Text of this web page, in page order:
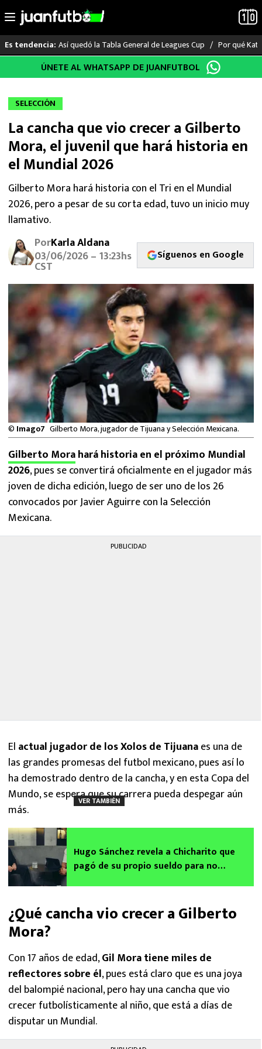
al
Es tendencia: Así quedó la Tabla General de Leagues Cup Por qué
LO ÚLTIMO
LIGA MX
RAYADOS
PUMAS
ATLANTE
SELECCIÓN MEXICANA
FUTBOL INTERNACIONAL
MEXICANOS EN EL EXTRANJERO
FUTBOL ESTUFA
FÓRMULA 1
BOXEO
LIGA MX
NFL
ÚNETE AL WHATSAPP DE JUANFUTBOL
SELECCIÓN
La cancha que vio crecer a Gilberto
Mora, el juvenil que hará historia en
el Mundial 2026
Gilberto Mora hará historia con el Tri en el Mundial
2026, pero a pesar de su corta edad, tuvo un inicio muy
llamativo.
PorKarla Aldana
03/06/2026 – 13:23hs
CST
Síguenos en Google
© Imago7 Gilberto Mora, jugador de Tijuana y Selección Mexicana.
Gilberto Morahará historia en el próximo Mundial
2026, pues se convertirá oficialmente en el jugador más
joven de dicha edición, luego de ser uno de los 26
convocados por Javier Aguirre con la Selección
Mexicana.
PUBLICIDAD
El actual jugador de los Xolos de Tijuanaes una de
las grandes promesas del futbol mexicano, pues así lo
ha demostrado dentro de la cancha, y en esta Copa del
Mundo, se espera que su carrera pueda despegar aún
más.
VER TAMBIÉN
Hugo Sánchez revela a Chicharito que
pagó de su propio sueldo para no
¿Qué cancha vio crecer a Gilberto
Mora?
Con 17 años de edad,Gil Mora tiene miles de
reflectores sobre él, pues está claro que es una joya
del balompié nacional, pero hay una cancha que vio
crecer futbolísticamente al niño, que está a días de
disputar un Mundial.